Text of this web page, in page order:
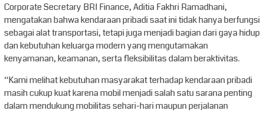
Corporate Secretary BRI Finance, Aditia Fakhri Ramadhani,
mengatakan bahwa kendaraan pribadi saat ini tidak hanya berfungsi
sebagai alat transportasi, tetapi juga menjadi bagian dari gaya hidup
dan kebutuhan keluarga modern yang mengutamakan
kenyamanan, keamanan, serta fleksibilitas dalam beraktivitas.
“Kami melihat kebutuhan masyarakat terhadap kendaraan pribadi
masih cukup kuat karena mobil menjadi salah satu sarana penting
dalam mendukung mobilitas sehari-hari maupun perjalanan